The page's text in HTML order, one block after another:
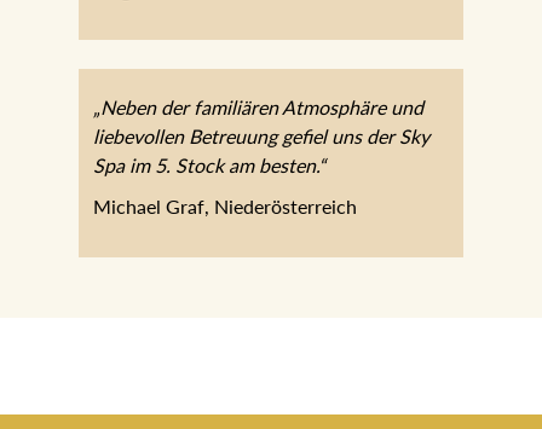
„Neben der familiären Atmosphäre und
Spa im 5. Stock am besten.“
Michael Graf, Niederösterreich